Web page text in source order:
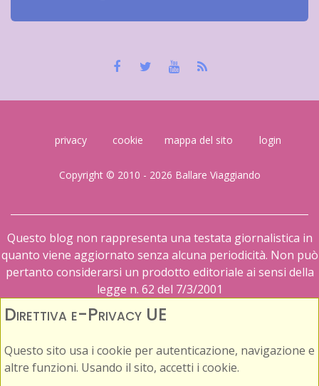
privacy cookie mappa del sito login
Copyright © 2010 - 2026 Ballare Viaggiando
Questo blog non rappresenta una testata giornalistica in
quanto viene aggiornato senza alcuna periodicità. Non può
pertanto considerarsi un prodotto editoriale ai sensi della
legge n. 62 del 7/3/2001
Direttiva e-Privacy UE
Questo sito usa i cookie per autenticazione, navigazione e
altre funzioni. Usando il sito, accetti i cookie.